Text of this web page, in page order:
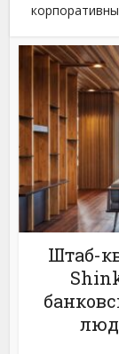
Штаб-